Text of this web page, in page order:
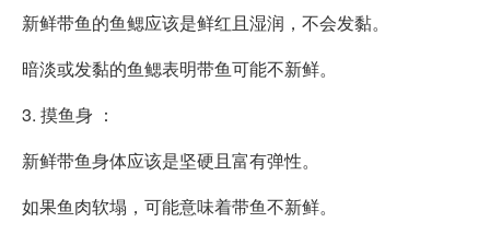
新鲜带鱼的鱼鳃应该是鲜红且湿润，不会发黏。
暗淡或发黏的鱼鳃表明带鱼可能不新鲜。
3. 摸鱼身 ：
新鲜带鱼身体应该是坚硬且富有弹性。
如果鱼肉软塌，可能意味着带鱼不新鲜。